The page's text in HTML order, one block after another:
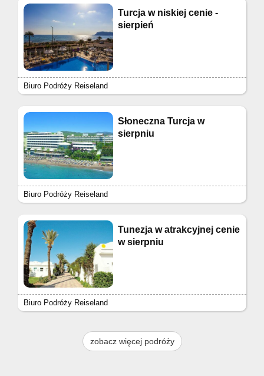
Turcja w niskiej cenie -
sierpień
Biuro Podróży Reiseland
Słoneczna Turcja w
sierpniu
Biuro Podróży Reiseland
Tunezja w atrakcyjnej cenie
w sierpniu
Biuro Podróży Reiseland
zobacz więcej podróży